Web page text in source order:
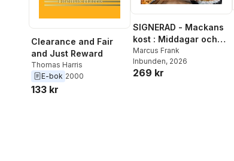
Clearance and Fair
and Just Reward
Thomas Harris
E-bok 2000
133 kr
SIGNERAD - Mackans
kost : Middagar och
matlådor
Marcus Frank
Inbunden, 2026
269 kr